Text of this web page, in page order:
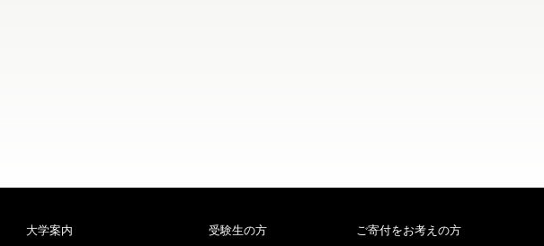
大学案内 受験生の方 ご寄付をお考えの方